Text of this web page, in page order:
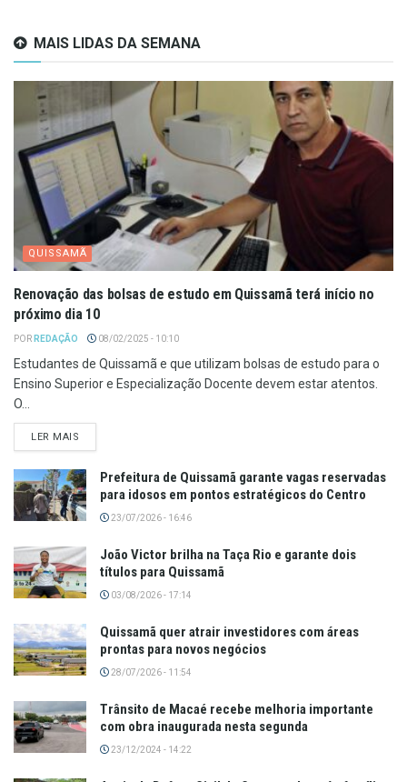
MAIS LIDAS DA SEMANA
QUISSAMÃ
Renovação das bolsas de estudo em Quissamã terá início no
próximo dia 10
POR REDAÇÃO 08/02/2025 - 10:10
Estudantes de Quissamã e que utilizam bolsas de estudo para o
Ensino Superior e Especialização Docente devem estar atentos.
O...
LER MAIS
Prefeitura de Quissamã garante vagas reservadas
para idosos em pontos estratégicos do Centro
23/07/2026 - 16:46
João Victor brilha na Taça Rio e garante dois
títulos para Quissamã
03/08/2026 - 17:14
Quissamã quer atrair investidores com áreas
prontas para novos negócios
28/07/2026 - 11:54
Trânsito de Macaé recebe melhoria importante
com obra inaugurada nesta segunda
23/12/2024 - 14:22